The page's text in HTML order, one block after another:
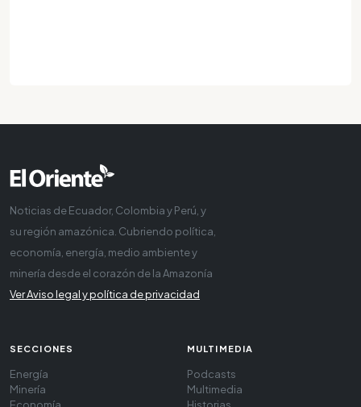
Noticias de Ecuador, Colombia y Perú, y
su región amazónica. Cubriendo política,
economía, energía, medio ambiente y
minería desde el corazón de la Amazonía
Ver Aviso legal y política de privacidad
SECCIONES
Energía
Minería
MULTIMEDIA
Podcasts
Multimedia